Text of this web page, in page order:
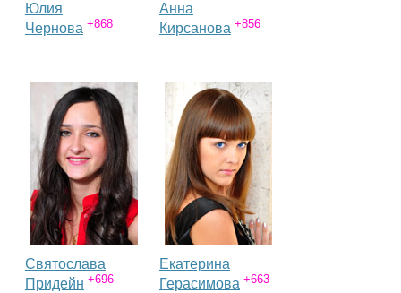
Юлия
Чернова +868
Анна
Кирсанова +856
Святослава
Придейн +696
Екатерина
Герасимова +663